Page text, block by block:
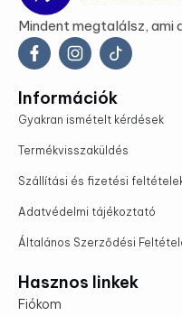
Mindent megtalálsz, ami
Információk
Gyakran ismételt kérdések
Termékvisszaküldés
Szállítási és fizetési
Adatvédelmi tájékoztató
Általános Szerződési
Hasznos linkek
Fiókom